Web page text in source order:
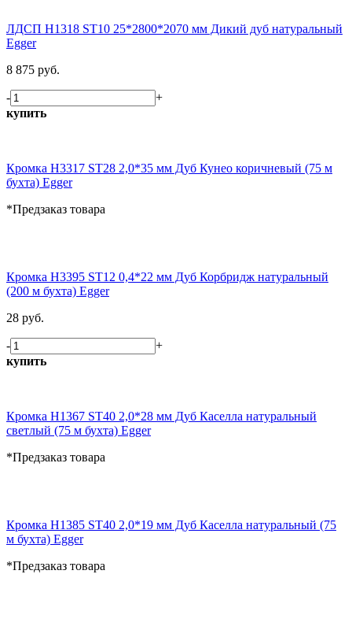
ЛДСП H1318 ST10 25*2800*2070 мм Дикий дуб натуральный
Egger
8 875 руб.
-
+
купить
Кромка H3317 ST28 2,0*35 мм Дуб Кунео коричневый (75 м
бухта) Egger
*Предзаказ товара
Кромка H3395 ST12 0,4*22 мм Дуб Корбридж натуральный
(200 м бухта) Egger
28 руб.
-
+
купить
Кромка H1367 ST40 2,0*28 мм Дуб Каселла натуральный
светлый (75 м бухта) Egger
*Предзаказ товара
Кромка H1385 ST40 2,0*19 мм Дуб Каселла натуральный (75
м бухта) Egger
*Предзаказ товара